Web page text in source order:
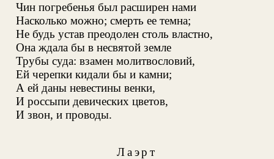
Чин погребенья был расширен нами
Насколько можно; смерть ее темна;
Не будь устав преодолен столь властно,
Она ждала бы в несвятой земле
Трубы суда: взамен молитвословий,
Ей черепки кидали бы и камни;
А ей даны невестины венки,
И россыпи девических цветов,
И звон, и проводы.
Лаэрт